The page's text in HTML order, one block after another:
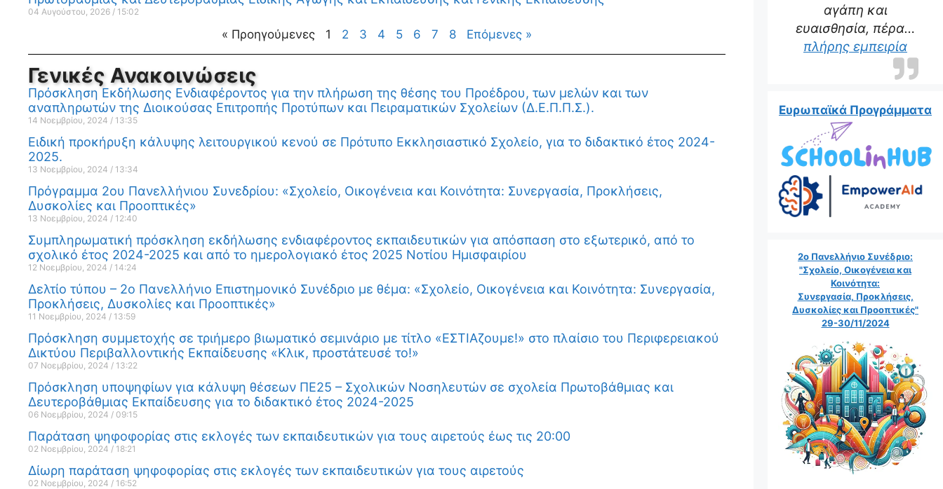
04 Αυγούστου, 2026 15:02
« Προηγούμενες 1 2 3 4 5 6 7 8 Επόμενες »
Γενικές Ανακοινώσεις
Πρόσκληση Εκδήλωσης Ενδιαφέροντος για την πλήρωση της θέσης του Προέδρου, των μελών και των
αναπληρωτών της Διοικούσας Επιτροπής Προτύπων και Πειραματικών Σχολείων (Δ.Ε.Π.Π.Σ.).
14 Νοεμβρίου, 2024 13:35
Ειδική προκήρυξη κάλυψης λειτουργικού κενού σε Πρότυπο Εκκλησιαστικό Σχολείο, για το διδακτικό έτος 2024-
2025.
13 Νοεμβρίου, 2024 13:34
Πρόγραμμα 2ου Πανελλήνιου Συνεδρίου: «Σχολείο, Οικογένεια και Κοινότητα: Συνεργασία, Προκλήσεις,
Δυσκολίες και Προοπτικές»
13 Νοεμβρίου, 2024 12:40
Συμπληρωματική πρόσκληση εκδήλωσης ενδιαφέροντος εκπαιδευτικών για απόσπαση στο εξωτερικό, από το
σχολικό έτος 2024-2025 και από το ημερολογιακό έτος 2025 Νοτίου Ημισφαιρίου
12 Νοεμβρίου, 2024 14:24
Δελτίο τύπου – 2ο Πανελλήνιο Επιστημονικό Συνέδριο με θέμα: «Σχολείο, Οικογένεια και Κοινότητα: Συνεργασία,
Προκλήσεις, Δυσκολίες και Προοπτικές»
11 Νοεμβρίου, 2024 13:59
Πρόσκληση συμμετοχής σε τριήμερο βιωματικό σεμινάριο με τίτλο «ΕΣΤΙΑζουμε!» στο πλαίσιο του Περιφερειακού
Δικτύου Περιβαλλοντικής Εκπαίδευσης «Κλικ, προστάτευσέ το!»
07 Νοεμβρίου, 2024 13:22
Πρόσκληση υποψηφίων για κάλυψη θέσεων ΠΕ25 – Σχολικών Νοσηλευτών σε σχολεία Πρωτοβάθμιας και
Δευτεροβάθμιας Εκπαίδευσης για το διδακτικό έτος 2024-2025
06 Νοεμβρίου, 2024 09:15
Παράταση ψηφοφορίας στις εκλογές των εκπαιδευτικών για τους αιρετούς έως τις 20:00
02 Νοεμβρίου, 2024 18:21
Δίωρη παράταση ψηφοφορίας στις εκλογές των εκπαιδευτικών για τους αιρετούς
02 Νοεμβρίου, 2024 16:52
αγάπη και
ευαισθησία, πέρα…
πλήρης εμπειρία
Ευρωπαϊκά Προγράμματα
2ο Πανελλήνιο Συνέδριο:
"Σχολείο, Οικογένεια και
Κοινότητα:
Συνεργασία, Προκλήσεις,
Δυσκολίες και Προοπτικές"
29-30/11/2024